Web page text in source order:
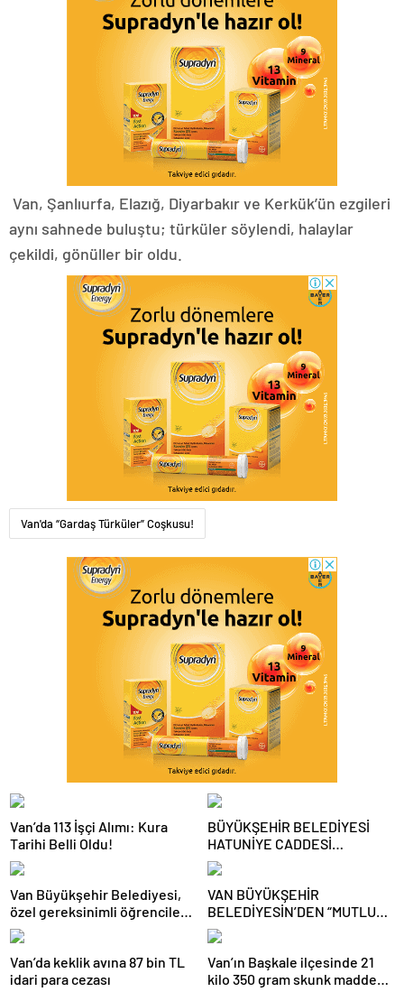
Van, Şanlıurfa, Elazığ, Diyarbakır ve Kerkük’ün ezgileri
aynı sahnede buluştu; türküler söylendi, halaylar
çekildi, gönüller bir oldu.
Van'da “Gardaş Türküler” Coşkusu!
Van’da 113 İşçi Alımı: Kura
Tarihi Belli Oldu!
BÜYÜKŞEHİR BELEDİYESİ
HATUNİYE CADDESİ
BAĞLANTI YOLUNDA
ÇALIŞMALARINA BAŞLADI
Van Büyükşehir Belediyesi,
özel gereksinimli öğrencilere
ile akranlarına yönelik destek
programı düzenledi
VAN BÜYÜKŞEHİR
BELEDİYESİN’DEN “MUTLU
AİLE, MUTLU ÇOCUK”
KONFERANSI
Van’da keklik avına 87 bin TL
idari para cezası
Van’ın Başkale ilçesinde 21
kilo 350 gram skunk maddesi